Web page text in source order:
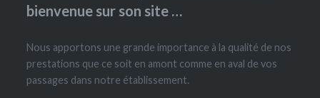
bienvenue sur son site …
Nous apportons une grande importance à la qualité de nos
prestations que ce soit en amont comme en aval de vos
passages dans notre établissement.